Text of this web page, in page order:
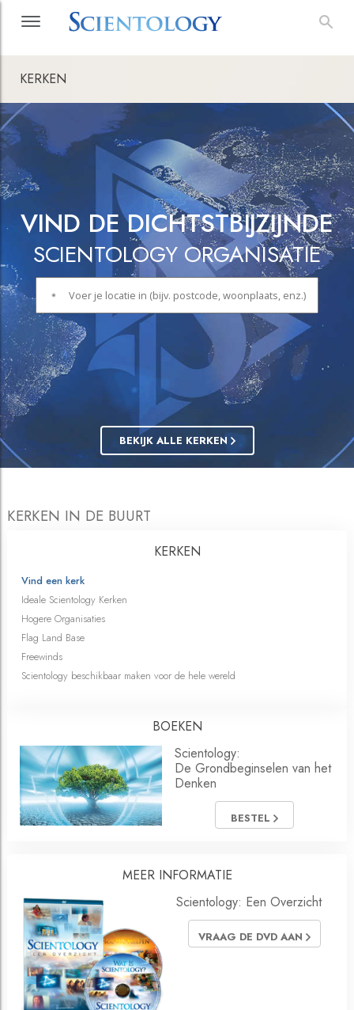
KERKEN
VIND DE DICHTSTBIJZIJNDE
SCIENTOLOGY ORGANISATIE
BEKIJK ALLE KERKEN
KERKEN IN DE BUURT
KERKEN
Vind een kerk
Ideale Scientology Kerken
Hogere Organisaties
Flag Land Base
Freewinds
Scientology beschikbaar maken voor de hele wereld
BOEKEN
Scientology:
De Grondbeginselen van het
Denken
BESTEL
MEER INFORMATIE
Scientology: Een Overzicht
VRAAG DE DVD AAN